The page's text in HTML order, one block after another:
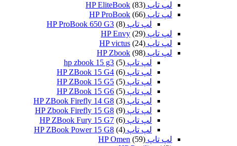
لپ تاپ HP EliteBook (83)
لپ تاپ HP ProBook (66)
لپ تاپ HP ProBook 650 G3 (8)
لپ تاپ HP Envy (29)
لپ تاپ HP victus (24)
لپ تاپ HP Zbook (98)
لپ تاپ hp zbook 15 g3 (5)
لپ تاپ HP ZBook 15 G4 (6)
لپ تاپ HP ZBook 15 G5 (5)
لپ تاپ HP ZBook 15 G6 (5)
لپ تاپ HP ZBook Firefly 14 G8 (3)
لپ تاپ HP Zbook Firefly 15 G8 (9)
لپ تاپ HP ZBook Fury 15 G7 (6)
لپ تاپ HP ZBook Power 15 G8 (4)
لپ تاپ HP Omen (59)